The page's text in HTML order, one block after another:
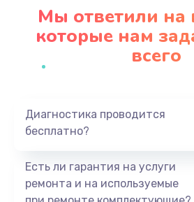
Заказать
Ремонт блока
Заказать
Мы ответили на
которые нам
всего
Диагностика проводится
бесплатно?
Есть ли гарантия на услуги
ремонта и на используемые